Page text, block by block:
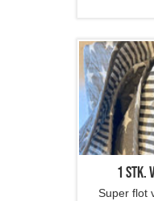
1 stk.
Super flot